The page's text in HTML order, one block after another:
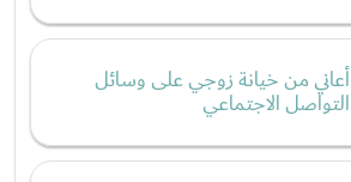
أعاني من خيانة زوجي على وسائل
التواصل الاجتماعي